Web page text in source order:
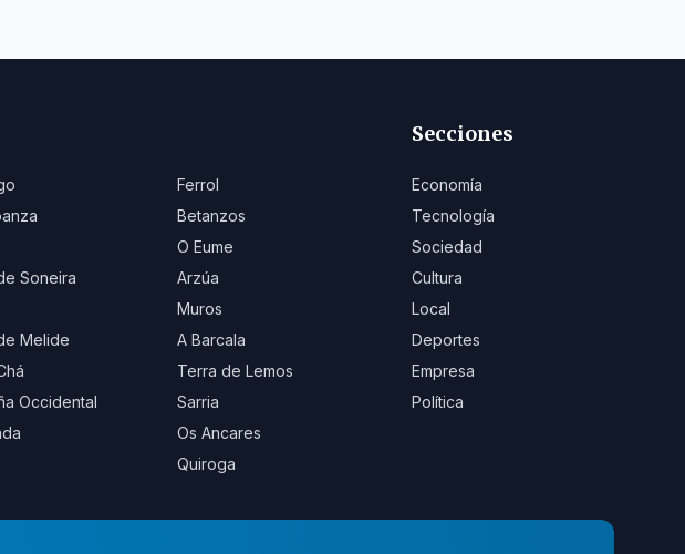
Ferrol
Betanzos
O Eume
Soneira
Arzúa
Muros
Melide
A Barcala
Terra de Lemos
Occidental
Sarria
Os Ancares
Quiroga
Secciones
Economía
Tecnología
Sociedad
Cultura
Local
Deportes
Empresa
Política